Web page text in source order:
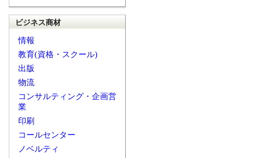
ビジネス商材
情報
教育(資格・スクール)
出版
物流
コンサルティング・企画営
業
印刷
コールセンター
ノベルティ